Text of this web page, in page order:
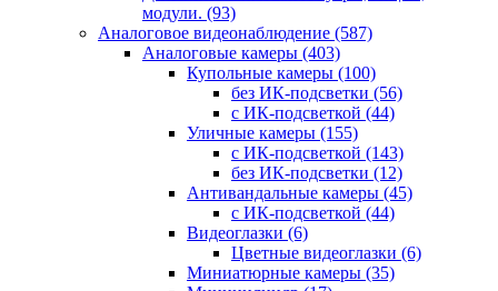
модули. (93)
Аналоговое видеонаблюдение (587)
Аналоговые камеры (403)
Купольные камеры (100)
без ИК-подсветки (56)
с ИК-подсветкой (44)
Уличные камеры (155)
с ИК-подсветкой (143)
без ИК-подсветки (12)
Антивандальные камеры (45)
с ИК-подсветкой (44)
Видеоглазки (6)
Цветные видеоглазки (6)
Миниатюрные камеры (35)